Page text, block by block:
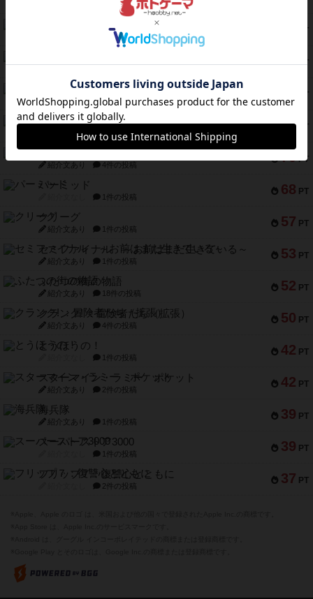
1件の投稿
PT
2件の投稿
118 PT
PT
南北戦争
紹介文あり 1件の投稿
72 PT
キャプテン・フリップ：イスラ・ボンバ
紹介文なし 2件の投稿
70 PT
メメントオンラインタクティクス
紹介文あり 4件の投稿
68 PT
パーミッド
1件の投稿
57 PT
クリーグ
紹介文あり 1件の投稿
53 PT
セミファイナル ～お前はまだ生きている～
紹介文あり 1件の投稿
52 PT
ふたつの街の物語
紹介文あり 18件の投稿
50 PT
クランク! ：冒険者たち（拡張）
紹介文あり 4件の投稿
42 PT
とうほうの！
1件の投稿
42 PT
スターマイン・ラミー ポケット
紹介文あり 2件の投稿
39 PT
海兵隊
紹介文あり 1件の投稿
39 PT
スーパーストア3000
1件の投稿
37 PT
フリップ７：復讐心とともに
2件の投稿